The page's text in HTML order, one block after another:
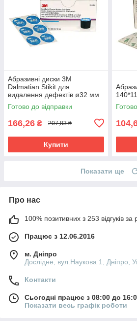
Абразивні диски 3M
Dalmatian Stikit для
видалення дефектів ø32 мм
P2000 (6 шт.)
Готово до відправки
166,26 ₴ 207,83 ₴
Купити
Показати ще
Про нас
100% позитивних з 253 відгуків за
Працює з 12.06.2016
м. Дніпро
Дослідне, вул.Наукова 1, Дніпро,
Контакти
Сьогодні працює з 08:00 до
Показати весь графік роботи